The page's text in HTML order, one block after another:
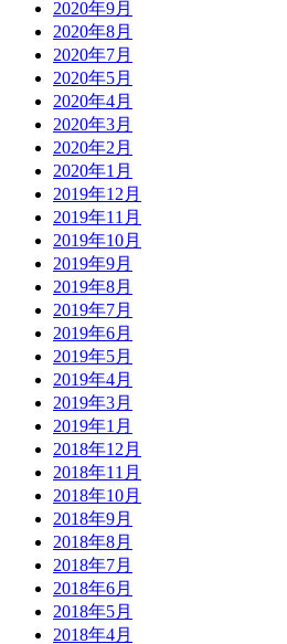
2020年9月
2020年8月
2020年7月
2020年5月
2020年4月
2020年3月
2020年2月
2020年1月
2019年12月
2019年11月
2019年10月
2019年9月
2019年8月
2019年7月
2019年6月
2019年5月
2019年4月
2019年3月
2019年1月
2018年12月
2018年11月
2018年10月
2018年9月
2018年8月
2018年7月
2018年6月
2018年5月
2018年4月